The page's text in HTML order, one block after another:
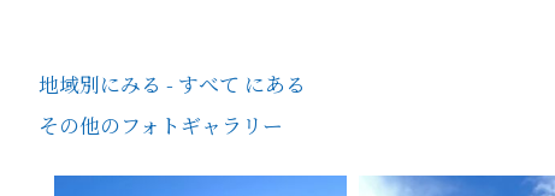
地域別にみる - すべて にある
その他のフォトギャラリー